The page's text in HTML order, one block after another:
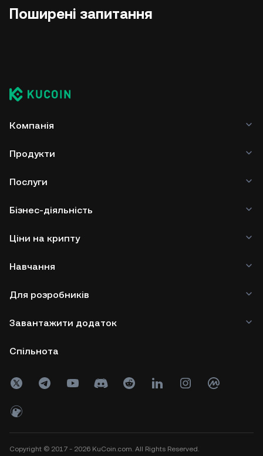
Поширені запитання
Компанія
Продукти
Послуги
Бізнес-діяльність
Ціни на крипту
Навчання
Для розробників
Завантажити додаток
Спільнота
Copyright © 2017 - 2026 KuCoin.com. All Rights Reserved.